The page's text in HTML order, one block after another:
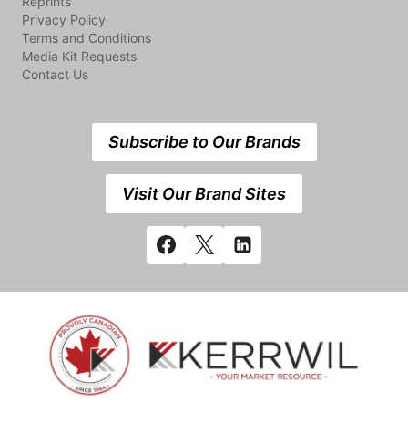
Privacy Policy
Terms and Conditions
Media Kit Requests
Contact Us
Subscribe to Our Brands
Visit Our Brand Sites